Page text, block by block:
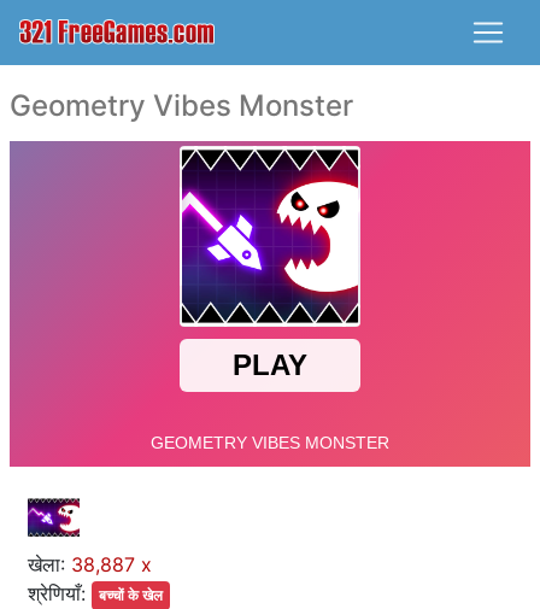
Geometry Vibes Monster
खेला: 38,887 x
श्रेणियाँ:
बच्चों के खेल